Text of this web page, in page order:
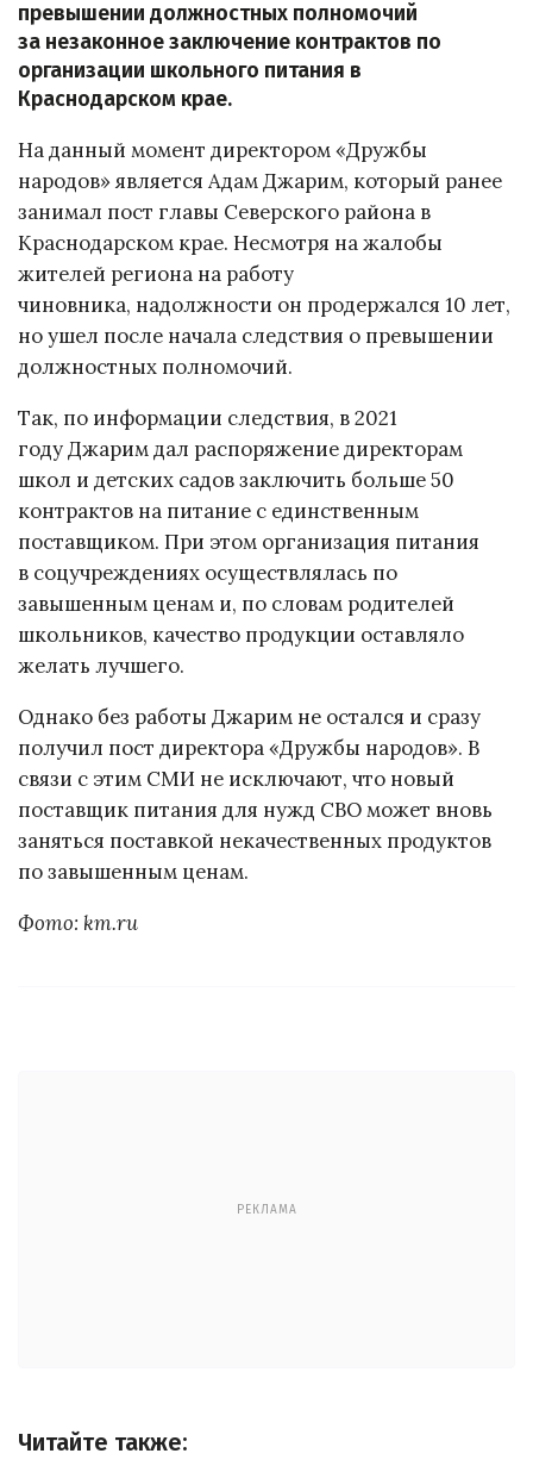
превышении должностных полномочий
за незаконное заключение контрактов по
организации школьного питания в
Краснодарском крае.
На данный момент директором «Дружбы
народов» является Адам Джарим, который ранее
занимал пост главы Северского района в
Краснодарском крае. Несмотря на жалобы
жителей региона на работу
чиновника, надолжности он продержался 10 лет,
но ушел после начала следствия о превышении
должностных полномочий.
Так, по информации следствия, в 2021
году Джарим дал распоряжение директорам
школ и детских садов заключить больше 50
контрактов на питание с единственным
поставщиком. При этом организация питания
в соцучреждениях осуществлялась по
завышенным ценам и, по словам родителей
школьников, качество продукции оставляло
желать лучшего.
Однако без работы Джарим не остался и сразу
получил пост директора «Дружбы народов». В
связи с этим СМИ не исключают, что новый
поставщик питания для нужд СВО может вновь
заняться поставкой некачественных продуктов
по завышенным ценам.
Фото: km.ru
РЕКЛАМА
Читайте также: